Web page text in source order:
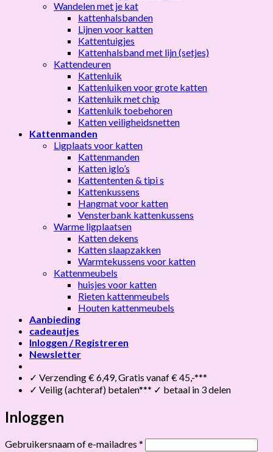
Wandelen met je kat
kattenhalsbanden
Lijnen voor katten
Kattentuigjes
Kattenhalsband met lijn (setjes)
Kattendeuren
Kattenluik
Kattenluiken voor grote katten
Kattenluik met chip
Kattenluik toebehoren
Katten veiligheidsnetten
Kattenmanden
Ligplaats voor katten
Kattenmanden
Katten iglo’s
Kattententen & tipi s
Kattenkussens
Hangmat voor katten
Vensterbank kattenkussens
Warme ligplaatsen
Katten dekens
Katten slaapzakken
Warmtekussens voor katten
Kattenmeubels
huisjes voor katten
Rieten kattenmeubels
Houten kattenmeubels
Aanbieding
cadeautjes
Inloggen / Registreren
Newsletter
✓ Verzending € 6,49, Gratis vanaf € 45,-***
✓ Veilig (achteraf) betalen*** ✓ betaal in 3 delen
Inloggen
Gebruikersnaam of e-mailadres * Vereist